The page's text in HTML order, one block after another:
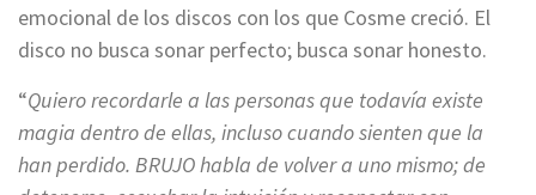
emocional de los discos con los que Cosme creció. El
disco no busca sonar perfecto; busca sonar honesto.
“Quiero recordarle a las personas que todavía existe
magia dentro de ellas, incluso cuando sienten que la
han perdido. BRUJO habla de volver a uno mismo; de